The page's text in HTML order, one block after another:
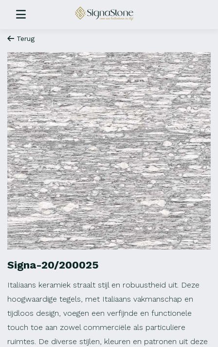
Terug
Signa-20/200025
Italiaans keramiek straalt stijl en robuustheid uit. Deze
hoogwaardige tegels, met Italiaans vakmanschap en
tijdloos design, voegen een verfijnde en functionele
touch toe aan zowel commerciële als particuliere
ruimtes. De diverse stijlen, kleuren en patronen uit deze